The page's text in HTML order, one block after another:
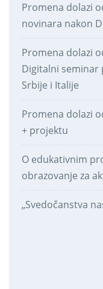
Promena dolazi
novinara nakon
Promena dolazi
Digitalni seminar
Srbije i Italije
Promena dolazi
+ projektu
O edukativnim
obrazovanje za
„Svedočanstva